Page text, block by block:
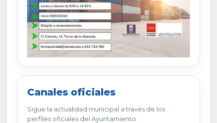
Canales oficiales
Sigue la actualidad municipal a través de los
perfiles oficiales del Ayuntamiento.